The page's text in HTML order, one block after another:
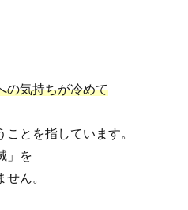
の気持ちが冷めて
とを指しています。
」を
ん。